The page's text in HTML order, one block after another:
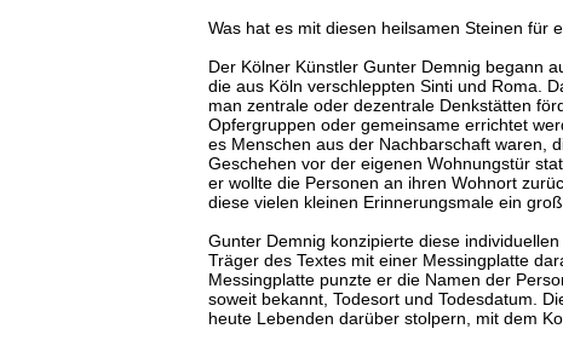
Was hat es mit diesen heilsamen Steinen für
Der Kölner Künstler Gunter Demnig begann
die aus Köln verschleppten Sinti und Roma.
man zentrale oder dezentrale Denkstätten
Opfergruppen oder gemeinsame errichtet
es Menschen aus der Nachbarschaft waren,
Geschehen vor der eigenen Wohnungstür
er wollte die Personen an ihren Wohnort
diese vielen kleinen Erinnerungsmale ein
Gunter Demnig konzipierte diese
Träger des Textes mit einer Messingplatte
Messingplatte punzte er die Namen der
soweit bekannt, Todesort und Todesdatum.
heute Lebenden darüber stolpern, mit dem